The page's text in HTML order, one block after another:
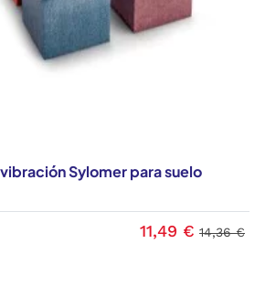
Sylomer para suelo
11,49 € 14,36 €